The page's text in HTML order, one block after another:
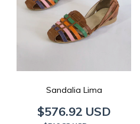
Sandalia Lima
$576.92 USD